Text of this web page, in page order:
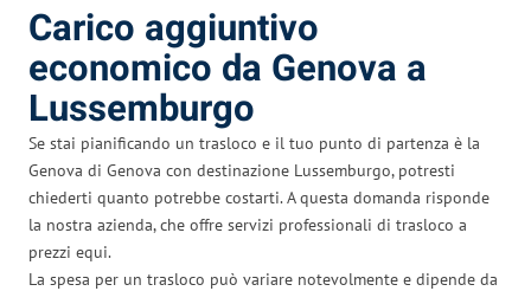
Carico aggiuntivo
economico da Genova a
Lussemburgo
Se stai pianificando un trasloco e il tuo punto di partenza è la
Genova di Genova con destinazione Lussemburgo, potresti
chiederti quanto potrebbe costarti. A questa domanda risponde
la nostra azienda, che offre servizi professionali di trasloco a
prezzi equi.
La spesa per un trasloco può variare notevolmente e dipende da